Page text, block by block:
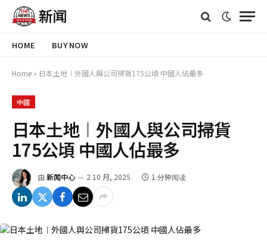
HOME BUY NOW
Home » 日本土地︱外國人與公司掃貨175公頃 中國人佔最多
中國
日本土地︱外國人與公司掃貨
175公頃 中國人佔最多
由 新闻中心 2 10 月, 2025 1 分钟阅读